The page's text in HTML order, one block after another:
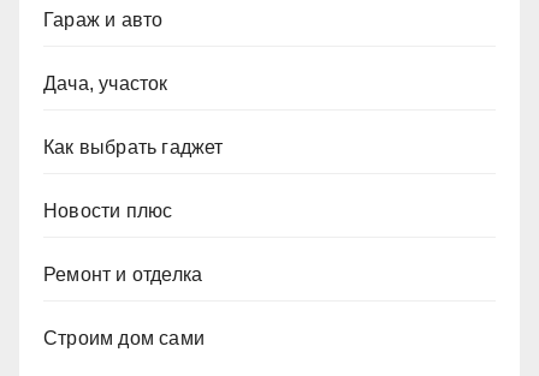
Гараж и авто
Дача, участок
Как выбрать гаджет
Новости плюс
Ремонт и отделка
Строим дом сами